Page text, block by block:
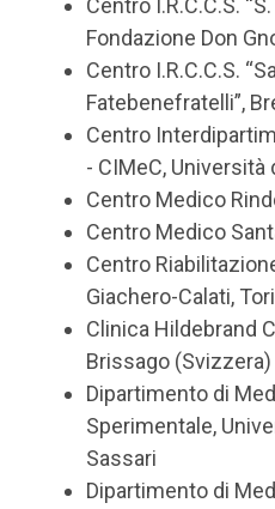
Centro I.R.C.C.S.
Fondazione Don
Centro I.R.C.C.S.
Fatebenefratelli”,
Centro
- CIMeC,
Centro Medico
Centro Medico
Centro
Giachero-Calati,
Clinica Hildebrand
Brissago (Svizzera)
Dipartimento di
Sperimentale,
Sassari
Dipartimento di